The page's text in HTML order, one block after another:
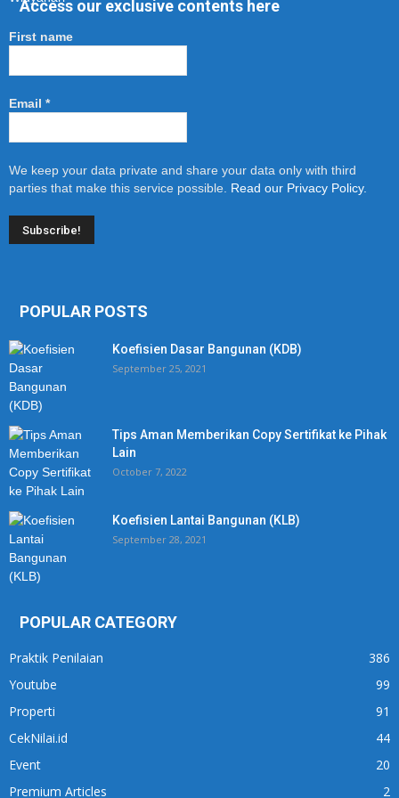
Access our exclusive contents here
First name
Email *
We keep your data private and share your data only with third
parties that make this service possible. Read our Privacy Policy.
POPULAR POSTS
Koefisien Dasar Bangunan (KDB)
September 25, 2021
Tips Aman Memberikan Copy Sertifikat ke Pihak
Lain
October 7, 2022
Koefisien Lantai Bangunan (KLB)
September 28, 2021
POPULAR CATEGORY
Praktik Penilaian
386
Youtube
99
Properti
91
CekNilai.id
44
Event
20
Premium Articles
2